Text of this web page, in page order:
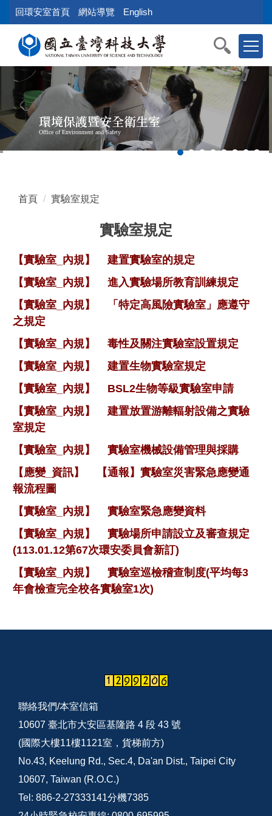
到
內
容
區
塊
回環安室首頁 網站導覽 English
環境保護暨安全衛生室
Office of Environment and Safety
首頁 實驗室規定
實驗室規定
【實驗室_內規】
建置實驗室的規定
【實驗室_內規】
進入實驗場所教育訓練規定
【實驗室_內規】
「特定高風險實驗室」應遵守
之規定
【實驗室_內規】
毒性及關注實驗室設置規定
【實驗室_內規】
建置生物實驗室規定
【實驗室_內規】
BSL2生物等級實驗室申請
【實驗室_內規】
建置放置游離輻射設備之實驗
室規定
【實驗室_內規】
實驗室機械設備管理與採購
【應變_資訊】
【通報】實驗室災害緊急應變通
報流程圖
【實驗室_內規】
實驗室緊急應變資料
【實驗室_內規】
實驗場所申請設立及審查規定
(113.01.12第67次環安委員會新訂)
【實驗室_內規】
實驗室巡檢稽查制度(平均每3
年會檢查完全校各實驗室1次)
聯絡我們/本室信箱
10607 臺北市大安區基隆路 4 段 43 號
(國際大樓11樓1121室，貨梯前方)
No.43, Keelung Rd., Sec.4, Da'an Dist., Taipei City
10607, Taiwan (R.O.C.)
Tel: 886-2-27333141分機7385